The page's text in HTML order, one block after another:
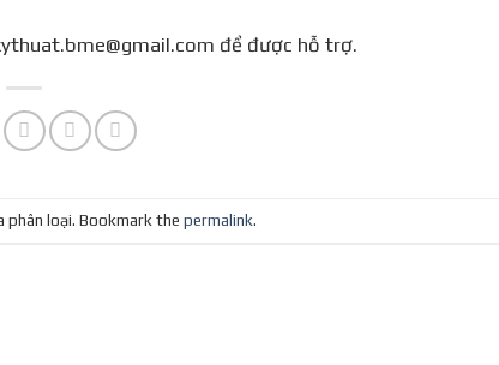
để được hỗ trợ.
phân loại. Bookmark the permalink.